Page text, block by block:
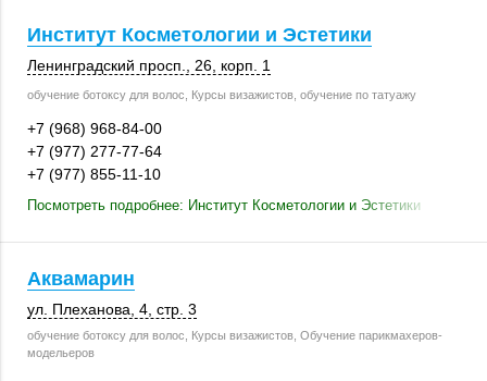
Институт Косметологии и Эстетики
Ленинградский просп., 26, корп. 1
обучение ботоксу для волос, Курсы визажистов, обучение по татуажу
+7 (968) 968-84-00
+7 (977) 277-77-64
+7 (977) 855-11-10
Посмотреть подробнее: Институт Косметологии и Эстетики
Аквамарин
ул. Плеханова, 4 стр. 3
обучение ботоксу для волос, Курсы визажистов, Обучение парикмахеров-
модельеров